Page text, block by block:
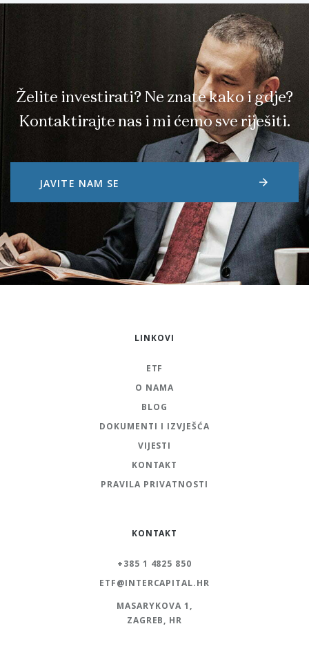
Želite investirati? Ne znate kako i gdje?
Kontaktirajte nas i mi ćemo sve riješiti.
JAVITE NAM SE arrow_forward
LINKOVI
ETF
O NAMA
BLOG
DOKUMENTI I IZVJEŠĆA
VIJESTI
KONTAKT
PRAVILA PRIVATNOSTI
KONTAKT
+385 1 4825 850
ETF@INTERCAPITAL.HR
MASARYKOVA 1,
ZAGREB, HR